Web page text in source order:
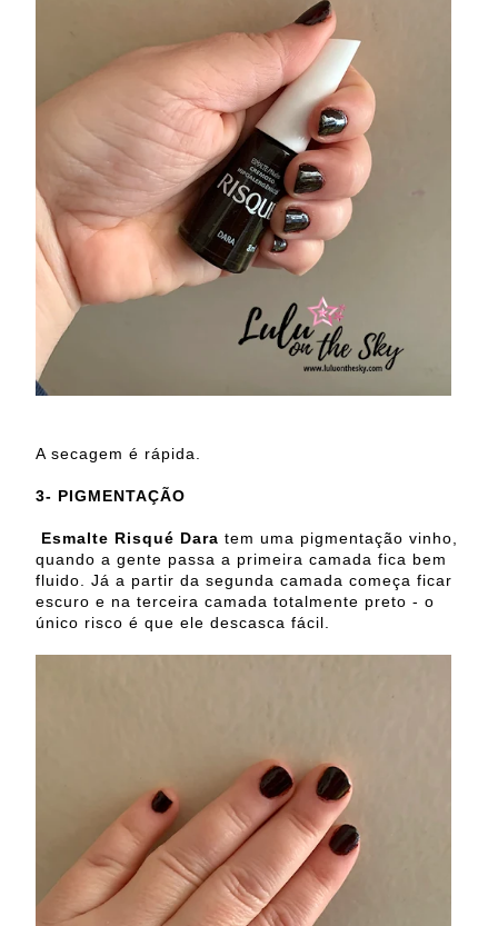
A secagem é rápida.
3- PIGMENTAÇÃO
Esmalte Risqué Dara tem uma pigmentação vinho,
quando a gente passa a primeira camada fica bem
fluido. Já a partir da segunda camada começa ficar
escuro e na terceira camada totalmente preto - o
único risco é que ele descasca fácil.